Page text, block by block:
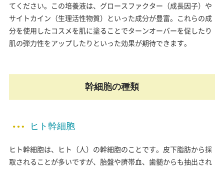
てください。この培養液は、グロースファクター（成長因子）や
サイトカイン（生理活性物質）といった成分が豊富。これらの成
分を使用したコスメを肌に塗ることでターンオーバーを促したり
肌の弾力性をアップしたりといった効果が期待できます。
幹細胞の種類
ヒト幹細胞
ヒト幹細胞は、ヒト（人）の幹細胞のことです。皮下脂肪から採
取されることが多いですが、胎盤や臍帯血、歯髄からも抽出され